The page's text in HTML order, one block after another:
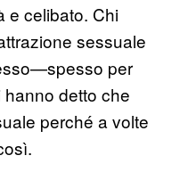
e celibato. Chi
sessuale
per
detto che
perché a volte